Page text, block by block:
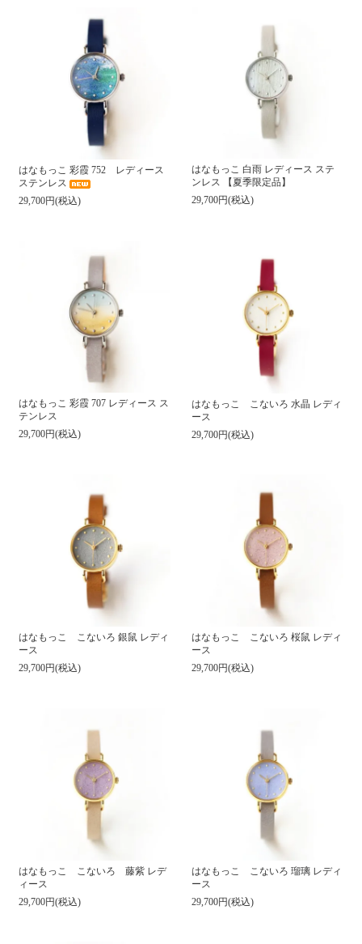
はなもっこ 彩霞 752 レディース
ステンレス
29,700円(税込)
はなもっこ 白雨 レディース ステ
ンレス 【夏季限定品】
29,700円(税込)
はなもっこ 彩霞 707 レディース ス
テンレス
29,700円(税込)
はなもっこ こないろ 水晶 レディ
ース
29,700円(税込)
はなもっこ こないろ 銀鼠 レディ
ース
29,700円(税込)
はなもっこ こないろ 桜鼠 レディ
ース
29,700円(税込)
はなもっこ こないろ 藤紫 レデ
ィース
29,700円(税込)
はなもっこ こないろ 瑠璃 レディ
ース
29,700円(税込)